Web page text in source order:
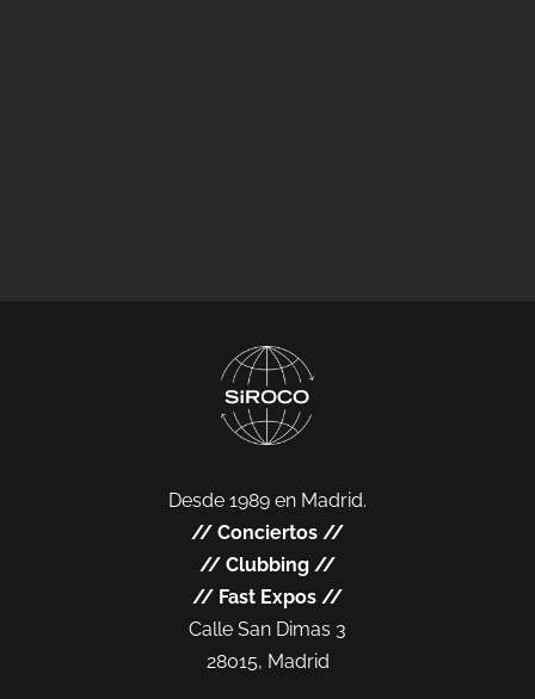
Desde 1989 en Madrid.
// Conciertos //
// Clubbing //
// Fast Expos //
Calle San Dimas 3
28015, Madrid